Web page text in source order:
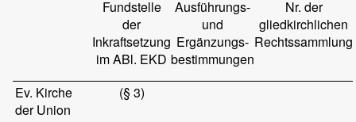
Fundstelle
der
Inkraftsetzung
im ABl. EKD
Ausführungs-
und
Ergänzungs-
bestimmungen
Nr. der
gliedkirchlichen
Rechtssammlung
Ev. Kirche
der Union
(§ 3)